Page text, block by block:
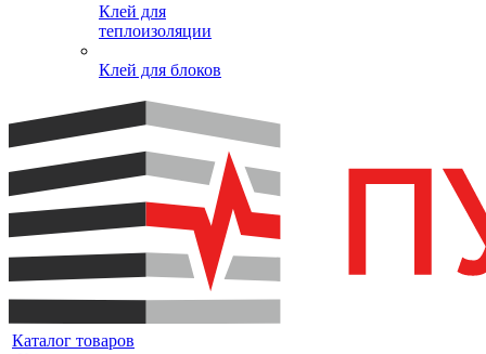
Клей для
теплоизоляции
Клей для блоков
Каталог товаров